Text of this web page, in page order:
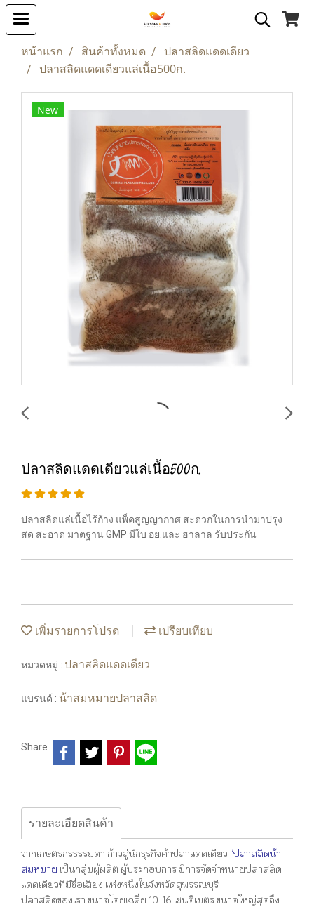
หน้าแรก สินค้าทั้งหมด
ปลาสลิดแดดเดียว
ปลาสลิดแดดเดียวแล่เนื้อ500ก.
New
ปลาสลิดแดดเดียวแล่เนื้อ500ก.
ปลาสลิดแล่เนื้อไร้ก้าง แพ็คสูญญากาศ สะดวกในการนำมาปรุง
สด สะอาด มาตฐาน GMP มีใบ อย.และ ฮาลาล รับประกัน
เพิ่มรายการโปรด เปรียบเทียบ
หมวดหมู่ : ปลาสลิดแดดเดียว
แบรนด์ : น้าสมหมายปลาสลิด
Share
รายละเอียดสินค้า
จากเกษตรกรธรรมดา ก้าวสู่นักธุรกิจค้าปลาแดดเดียว “ปลาสลิดน้า
สมหมาย เป็นกลุ่มผู้ผลิต ผู้ประกอบการ มีการจัดจำหน่ายปลาสลิด
แดดเดียวที่มีชื่อเสียง แห่งหนึ่งในจังหวัดสุพรรณบุรี
ปลาสลิดของเรา ขนาดโดยเฉลี่ย 10-16 เซนติเมตร ขนาดใหญ่สุดถึง